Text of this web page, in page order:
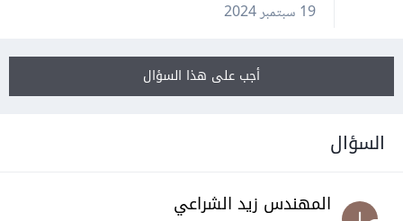
19 سبتمبر 2024
أجب على هذا السؤال
السؤال
المهندس زيد الشراعي